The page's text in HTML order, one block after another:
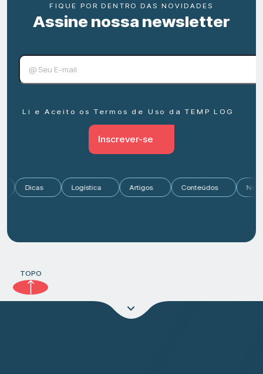
FIQUE POR DENTRO DAS NOVIDADES
Assine nossa newsletter
Li e Aceito os Termos de Uso da TEMP LOG
Inscrever-se
Dicas Logística Artigos Conteúdos
TOPO